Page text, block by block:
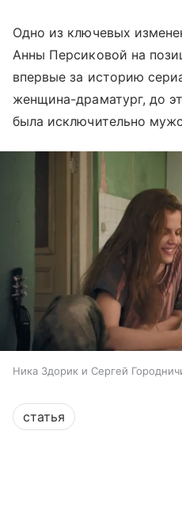
Одно из ключевых
Анны Персиковой на
впервые за историю
женщина-драматург, до
была исключительно
Ника Здорик и Сергей
статья